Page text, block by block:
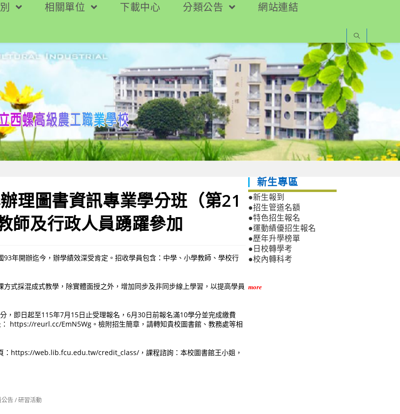
相關單位 下載中心 分類公告
網站連結
理圖書資訊專業學分班（第21
師及行政人員踴躍參加
年開辦迄今，辦學績效深受肯定。招收學員包含：中學、小學教師、學校行
方式採混成式教學，除實體面授之外，增加同步及非同步線上學習，以提高學員
，即日起至115年7月15日止受理報名，6月30日前報名滿10學分並完成繳費
https://reurl.cc/EmN5Wg。檢附招生簡章，請轉知貴校圖書館、教務處等相
：https://web.lib.fcu.edu.tw/credit_class/，課程諮詢：本校圖書館王小姐，
公告/研習活動
新生專區
●新生報到
●招生管道名額
●特色招生報名
●運動績優招生報名
●歷年升學榜單
●日校轉學考
●校內轉科考
more